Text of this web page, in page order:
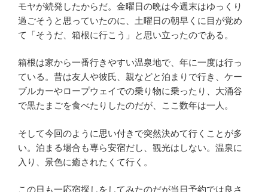
モヤが続発したからだ。金曜日の晩は今週末はゆっくり
過ごそうと思っていたのに、土曜日の朝早くに目が覚め
て「そうだ、箱根に行こう」と思い立ったのである。
箱根は家から一番行きやすい温泉地で、年に一度は行っ
ている。昔は友人や彼氏、親などと泊まりで行き、ケー
ブルカーやロープウェイでの乗り物に乗ったり、大涌谷
で黒たまごを食べたりしたのだが、ここ数年は一人。
そして今回のように思い付きで突然決めて行くことが多
い。泊まる場合も専ら安宿だし、観光はしない。温泉に
入り、景色に癒されたくて行く。
この日も一応宿探しをしてみたのだが当日予約では良さ